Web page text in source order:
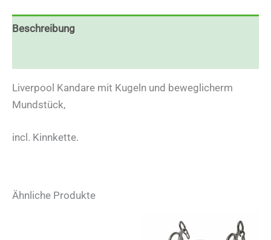
Beschreibung
Liverpool Kandare mit Kugeln und beweglicherm
Mundstück,
incl. Kinnkette.
Ähnliche Produkte